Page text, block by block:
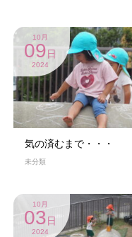
10月
09日
2024
気の済むまで・・・
未分類
10月
03日
2024